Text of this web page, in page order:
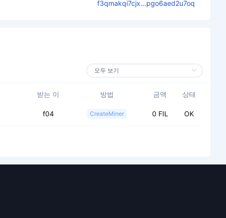
f3qmakqi7cjx...pgo6aed2u7oq
받는 이 방법 금액 상태
f04 CreateMiner 0 FIL OK